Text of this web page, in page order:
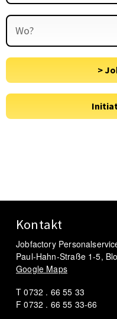
Kontakt
Jobfactory
Paul-Hahn-Straße 1-5,
Google Maps
T 0732 . 66 55 33
F 0732 . 66 55 33-66